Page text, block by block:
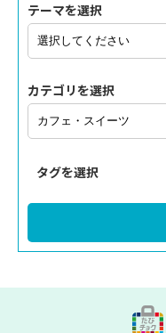
テーマを選択
カテゴリを選択
タグを選択